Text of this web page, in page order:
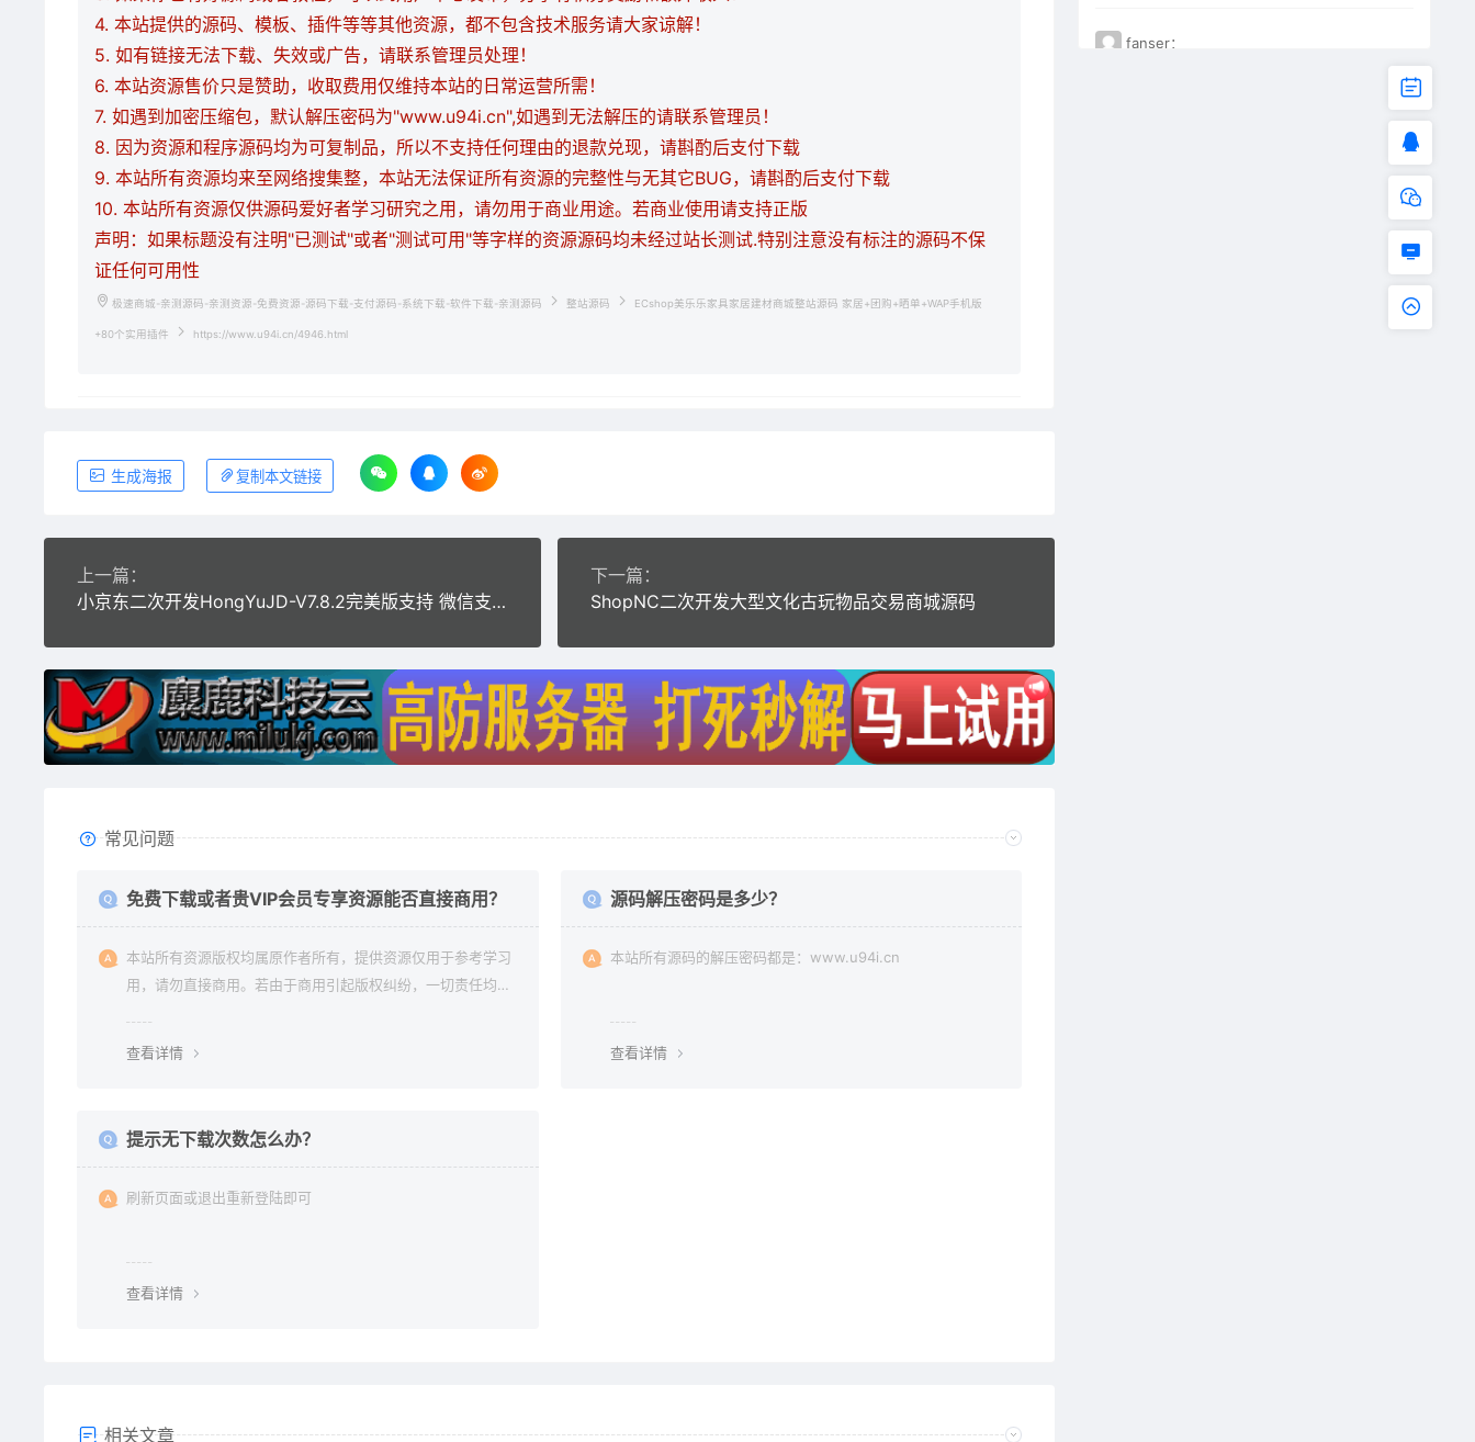
4. 本站提供的源码、模板、插件等等其他资源，都不包含技术服务请大家谅解！
5. 如有链接无法下载、失效或广告，请联系管理员处理！
6. 本站资源售价只是赞助，收取费用仅维持本站的日常运营所需！
7. 如遇到加密压缩包，默认解压密码为"www.u94i.cn",如遇到无法解压的请联系管理员！
8. 因为资源和程序源码均为可复制品，所以不支持任何理由的退款兑现，请斟酌后支付下载
9. 本站所有资源均来至网络搜集整，本站无法保证所有资源的完整性与无其它BUG，请斟酌后支付下载
10. 本站所有资源仅供源码爱好者学习研究之用，请勿用于商业用途。若商业使用请支持正版
声明：如果标题没有注明"已测试"或者"测试可用"等字样的资源源码均未经过站长测试.特别注意没有标注的源码不保
证任何可用性
极速商城-亲测源码-亲测资源-免费资源-源码下载-支付源码-系统下载-软件下载-亲测源码 整站源码 ECshop美乐乐家具家居建材商城整站源码 家居+团购+晒单+WAP手机版
+80个实用插件 https://www.u94i.cn/4946.html
生成海报 复制本文链接
上一篇：
小京东二次开发HongYuJD-V7.8.2完美版支持 微信支付+淘宝采集+新版短信+全运营手册
下一篇：
ShopNC二次开发大型文化古玩物品交易商城源码
常见问题
免费下载或者贵VIP会员专享资源能否直接商用？
本站所有资源版权均属原作者所有，提供资源仅用于参考学习
用，请勿直接商用。若由于商用引起版权纠纷，一切责任均由
查看详情
源码解压密码是多少？
本站所有源码的解压密码都是：www.u94i.cn
查看详情
提示无下载次数怎么办？
刷新页面或退出重新登陆即可
查看详情
相关文章
fanser：